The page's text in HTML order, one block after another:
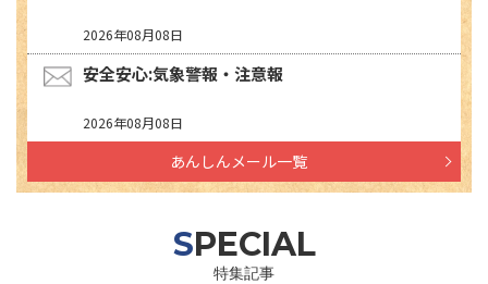
2026年08月08日
安全安心:気象警報・注意報
2026年08月08日
あんしんメール一覧
SPECIAL
特集記事